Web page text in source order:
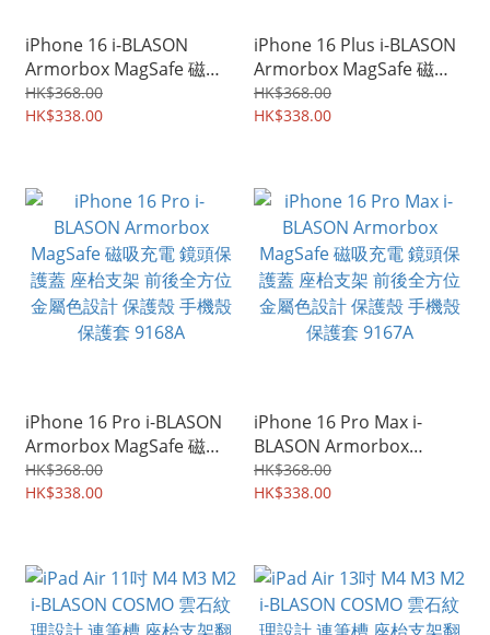
iPhone 16 i-BLASON
Armorbox MagSafe 磁吸
充電 鏡頭保護蓋 座枱支架
前後全方位 金屬色設計 保
HK$368.00
HK$338.00
iPhone 16 Plus i-BLASON
Armorbox MagSafe 磁吸
充電 鏡頭保護蓋 座枱支架
前後全方位 金屬色設計 保
HK$368.00
HK$338.00
iPhone 16 Pro i-BLASON
Armorbox MagSafe 磁吸
充電 鏡頭保護蓋 座枱支架
前後全方位 金屬色設計 保
HK$368.00
HK$338.00
iPhone 16 Pro Max i-
BLASON Armorbox
MagSafe 磁吸充電 鏡頭保
護蓋 座枱支架 前後全方位
HK$368.00
HK$338.00